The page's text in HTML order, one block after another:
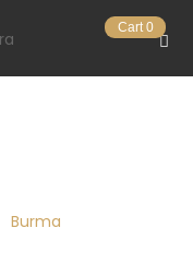
Cart 0
Burma